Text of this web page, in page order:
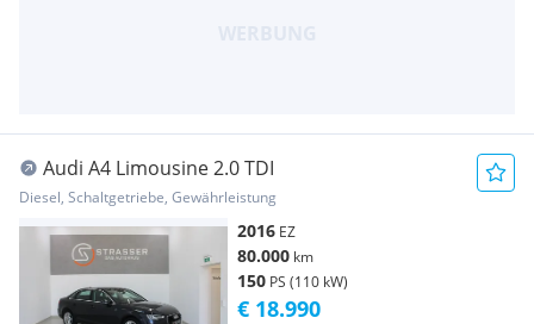
Audi A4 Limousine 2.0 TDI
Diesel, Schaltgetriebe, Gewährleistung
2016 EZ
80.000 km
150 PS (110 kW)
€ 18.990